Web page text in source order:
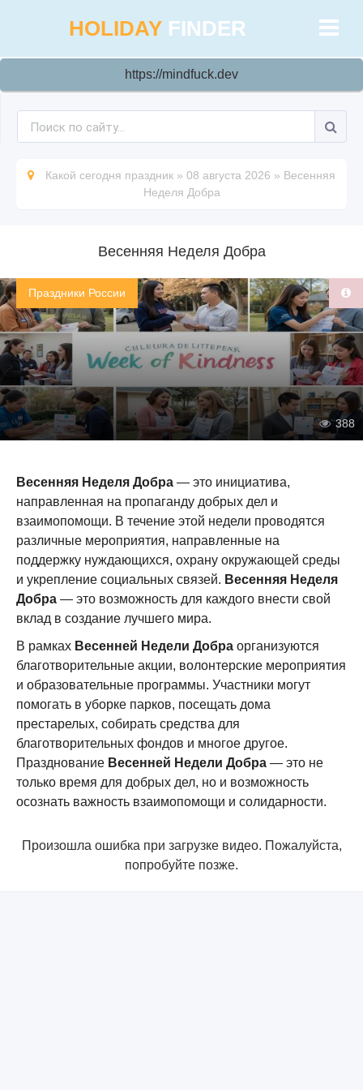
HOLIDAY FINDER
https://mindfuck.dev
Какой сегодня праздник » 08 августа 2026 » Весенняя
Неделя Добра
Весенняя Неделя Добра
Праздники России
388
Весенняя Неделя Добра — это инициатива,
направленная на пропаганду добрых дел и
взаимопомощи. В течение этой недели проводятся
различные мероприятия, направленные на
поддержку нуждающихся, охрану окружающей среды
и укрепление социальных связей. Весенняя Неделя
Добра — это возможность для каждого внести свой
вклад в создание лучшего мира.
В рамках Весенней Недели Добра организуются
благотворительные акции, волонтерские мероприятия
и образовательные программы. Участники могут
помогать в уборке парков, посещать дома
престарелых, собирать средства для
благотворительных фондов и многое другое.
Празднование Весенней Недели Добра — это не
только время для добрых дел, но и возможность
осознать важность взаимопомощи и солидарности.
Произошла ошибка при загрузке видео. Пожалуйста,
попробуйте позже.